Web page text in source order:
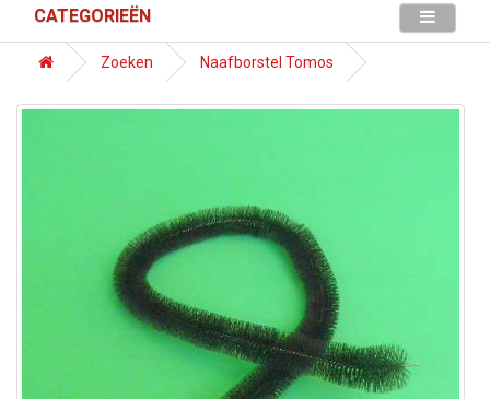
CATEGORIEËN
Zoeken Naafborstel Tomos